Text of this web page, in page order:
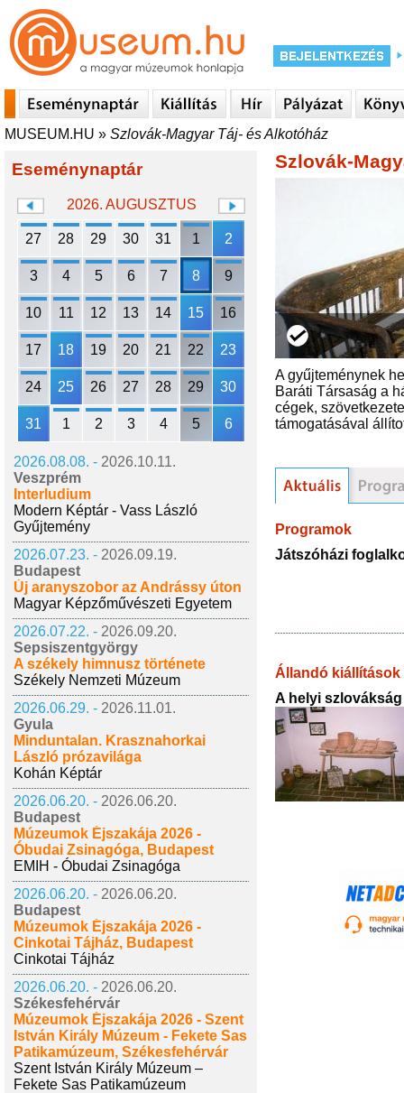
MUSEUM.HU » Szlovák-Magyar Táj- és Alkotóház
Eseménynaptár
2026. AUGUSZTUS
27 28 29 30 31 1 2
3 4 5 6 7 8 9
10 11 12 13 14 15 16
17 18 19 20 21 22 23
24 25 26 27 28 29 30
31 1 2 3 4 5 6
2026.08.08. - 2026.10.11.
Veszprém
Interludium
Modern Képtár - Vass László
Gyűjtemény
2026.07.23. - 2026.09.19.
Budapest
Új aranyszobor az Andrássy úton
Magyar Képzőművészeti Egyetem
2026.07.22. - 2026.09.20.
Sepsiszentgyörgy
A székely himnusz története
Székely Nemzeti Múzeum
2026.06.29. - 2026.11.01.
Gyula
Minduntalan. Krasznahorkai
László prózavilága
Kohán Képtár
2026.06.20. - 2026.06.20.
Budapest
Múzeumok Éjszakája 2026 -
Óbudai Zsinagóga, Budapest
EMIH - Óbudai Zsinagóga
2026.06.20. - 2026.06.20.
Budapest
Múzeumok Éjszakája 2026 -
Cinkotai Tájház, Budapest
Cinkotai Tájház
2026.06.20. - 2026.06.20.
Székesfehérvár
Múzeumok Éjszakája 2026 - Szent
István Király Múzeum - Fekete Sas
Patikamúzeum, Székesfehérvár
Szent István Király Múzeum –
Fekete Sas Patikamúzeum
Szlovák-
A gyűjteménynek
Baráti Társaság a
cégek,
támogatásával
Programok
Játszóházi
Állandó kiállítások
A helyi